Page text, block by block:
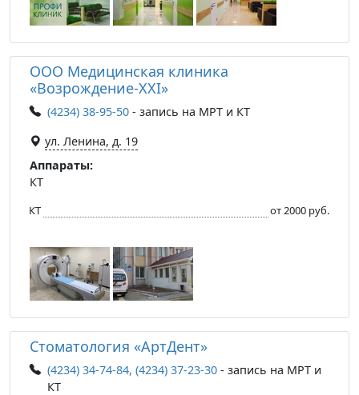
ООО Медицинская клиника
«Возрождениe-XXI»
(4234) 38-95-50 - запись на МРТ и КТ
ул. Ленина, д. 19
Аппараты:
КТ
КТ от 2000 руб.
Стоматология «АртДент»
(4234) 34-74-84, (4234) 37-23-30 - запись на МРТ и
КТ